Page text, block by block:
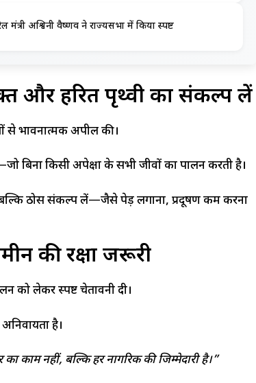
मंत्री अश्विनी वैष्णव ने राज्यसभा में किया स्पष्ट
और हरित पृथ्वी का संकल्प लें
से भावनात्मक अपील की।
बिना किसी अपेक्षा के सभी जीवों का पालन करती है।
ठोस संकल्प लें—जैसे पेड़ लगाना, प्रदूषण कम करना
की रक्षा जरूरी
को लेकर स्पष्ट चेतावनी दी।
है।
नहीं, बल्कि हर नागरिक की जिम्मेदारी है।”